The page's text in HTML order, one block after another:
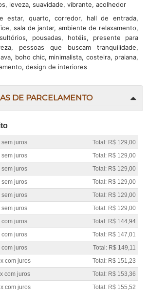
leveza, suavidade, vibrante, acolhedor
estar, quarto, corredor, hall de entrada,
sala de jantar, ambiente de relaxamento,
pousadas, hotéis, presente para
pessoas que buscam tranquilidade,
boho chic, minimalista, costeira, praiana,
design de interiores
DE PARCELAMENTO
sem juros
Total: R$ 129,00
sem juros
Total: R$ 129,00
sem juros
Total: R$ 129,00
sem juros
Total: R$ 129,00
sem juros
Total: R$ 129,00
sem juros
Total: R$ 129,00
com juros
Total: R$ 144,94
com juros
Total: R$ 147,01
com juros
Total: R$ 149,11
com juros
Total: R$ 151,23
com juros
Total: R$ 153,36
com juros Total: R$ 155,52